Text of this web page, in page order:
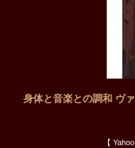
身体と音楽との調和 ヴ
【